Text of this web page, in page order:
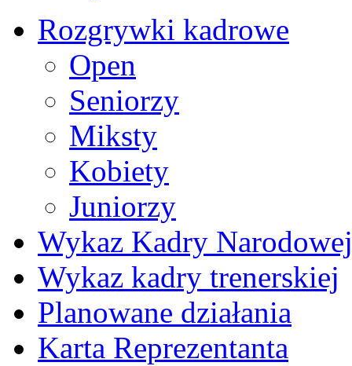
Rozgrywki kadrowe
Open
Seniorzy
Miksty
Kobiety
Juniorzy
Wykaz Kadry Narodowej
Wykaz kadry trenerskiej
Planowane działania
Karta Reprezentanta